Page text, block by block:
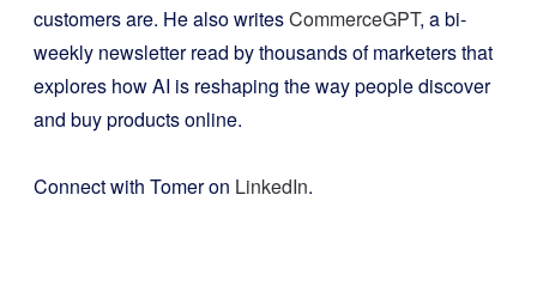
customers are. He also writesCommerceGPT, a bi-
weekly newsletter read by thousands of marketers that
explores how AI is reshaping the way people discover
and buy products online.
Connect with Tomer on LinkedIn.